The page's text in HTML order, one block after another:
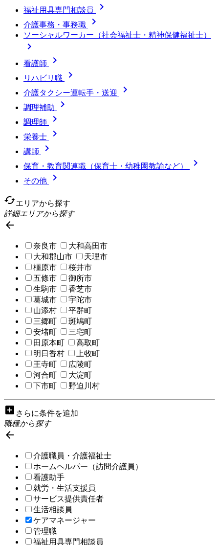
福祉用具専門相談員 
介護事務・事務職 
ソーシャルワーカー（社会福祉士・精神保健福祉士）

看護師 
リハビリ職 
介護タクシー運転手・送迎 
調理補助 
調理師 
栄養士 
講師 
保育・教育関連職（保育士・幼稚園教諭など） 
その他

cachedエリアから探す
詳細エリアから探す

奈良市
大和高田市
大和郡山市
天理市
橿原市
桜井市
五條市
御所市
生駒市
香芝市
葛城市
宇陀市
山添村
平群町
三郷町
斑鳩町
安堵町
三宅町
田原本町
高取町
明日香村
上牧町
王寺町
広陵町
河合町
大淀町
下市町
野迫川村
add_box さらに条件を追加
職種から探す

介護職員・介護福祉士
ホームヘルパー（訪問介護員）
看護助手
就労・生活支援員
サービス提供責任者
生活相談員
ケアマネージャー
管理職
福祉用具専門相談員